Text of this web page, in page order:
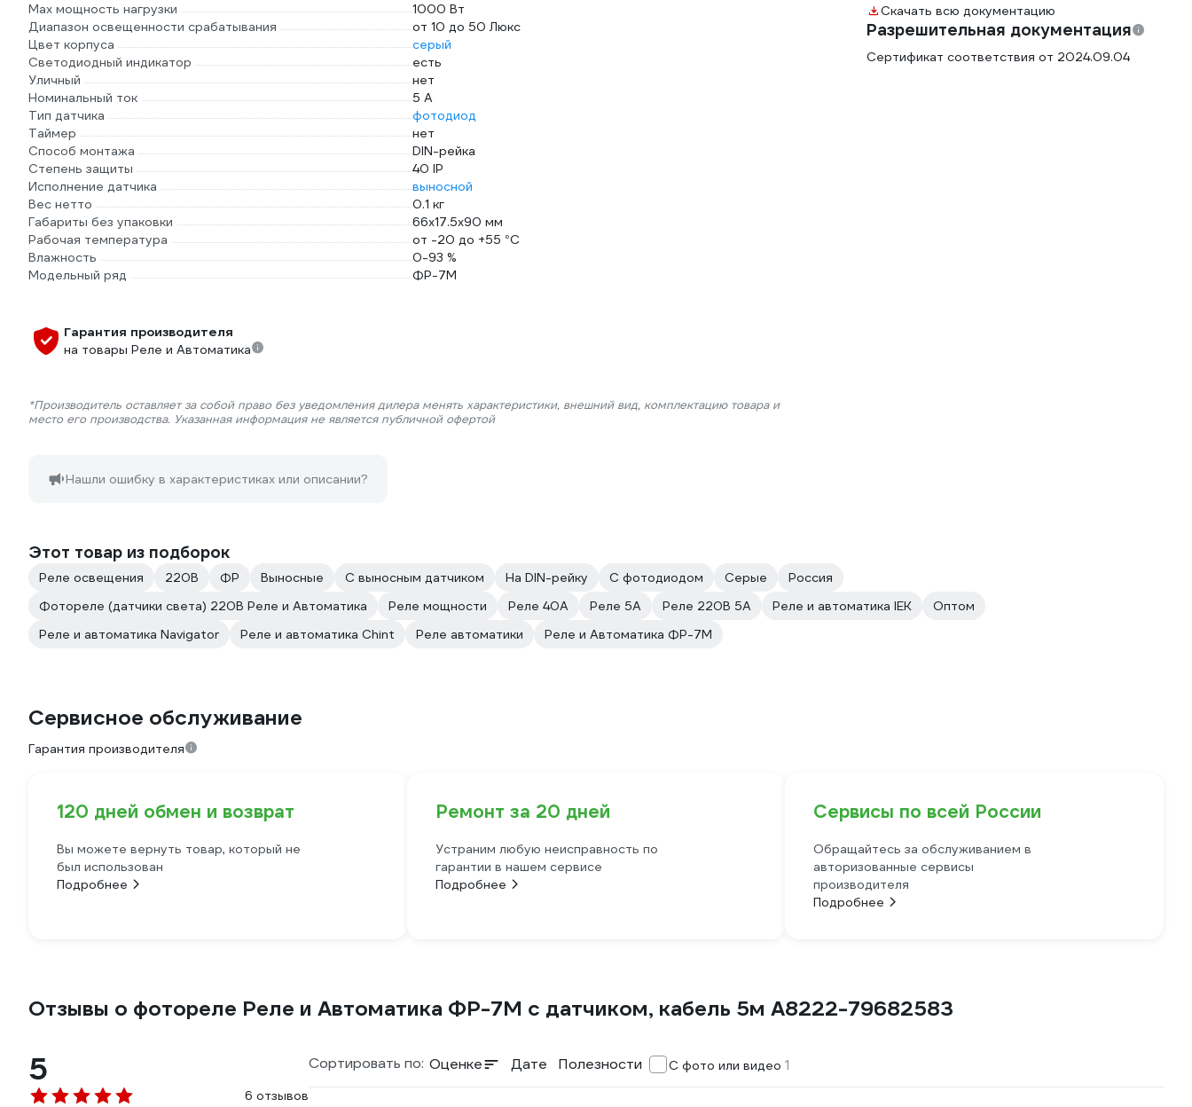
Max мощность нагрузки
1000 Вт
Диапазон освещенности срабатывания
от 10 до 50 Люкс
Цвет корпуса
серый
Светодиодный индикатор
есть
Уличный
нет
Номинальный ток
5 А
Тип датчика
фотодиод
Таймер
нет
Способ монтажа
DIN-рейка
Степень защиты
40 IP
Исполнение датчика
выносной
Вес нетто
0.1 кг
Габариты без упаковки
66х17.5х90 мм
Рабочая температура
от -20 до +55 °С
Влажность
0-93 %
Модельный ряд
ФР-7М
Гарантия производителя
на товары Реле и Автоматика
*Производитель оставляет за собой право без уведомления дилера менять характеристики, внешний вид, комплектацию товара и
место его производства. Указанная информация не является публичной офертой
Нашли ошибку в характеристиках или описании?
Скачать всю документацию
Разрешительная документация
Сертификат соответствия от 2024.09.04
Этот товар из подборок
Реле освещения 220В ФР Выносные С выносным датчиком На DIN-рейку С фотодиодом Серые
Россия
Фотореле (датчики света) 220В Реле и Автоматика
Реле мощности Реле 40А Реле 5А Реле 220В 5А Реле и автоматика IEK
Оптом
Реле и автоматика Navigator
Реле и автоматика Chint Реле автоматики Реле и Автоматика ФР-7М
Сервисное обслуживание
Гарантия производителя
120 дней обмен и возврат
Вы можете вернуть товар, который не
был использован
Подробнее
Ремонт за 20 дней
Устраним любую неисправность по
гарантии в нашем сервисе
Подробнее
Сервисы по всей России
Обращайтесь за обслуживанием в
авторизованные сервисы
производителя
Подробнее
Отзывы о фотореле Реле и Автоматика ФР-7М с датчиком, кабель 5м A8222-79682583
5
6 отзывов
Сортировать по: Оценке Дате Полезности С фото или видео 1